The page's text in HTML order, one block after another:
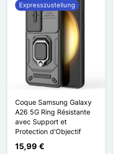
Coque Samsung Galaxy
A26 5G Ring Résistante
avec Support et
Protection d'Objectif
15,99 €
Expresszustellung